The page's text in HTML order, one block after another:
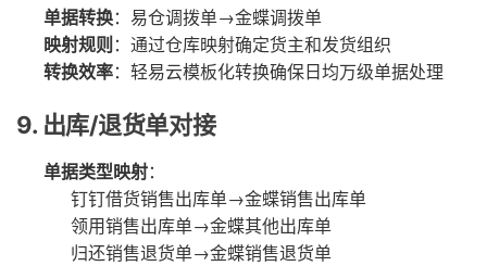
单据转换：易仓调拨单→金蝶调拨单
映射规则：通过仓库映射确定货主和发货组织
转换效率：轻易云模板化转换确保日均万级单据处理
9. 出库/退货单对接
单据类型映射：
钉钉借货销售出库单→金蝶销售出库单
领用销售出库单→金蝶其他出库单
归还销售退货单→金蝶销售退货单